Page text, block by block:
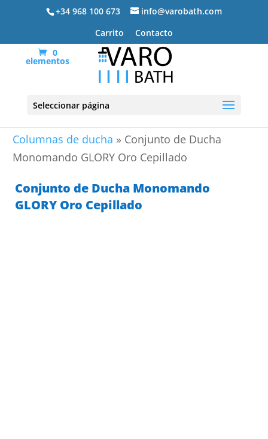
+34 968 100 673
info@varobath.com
Carrito
Contacto
0
elementos
Seleccionar página
Columnas de ducha » Conjunto de Ducha
Monomando GLORY Oro Cepillado
Conjunto de Ducha Monomando
GLORY Oro Cepillado